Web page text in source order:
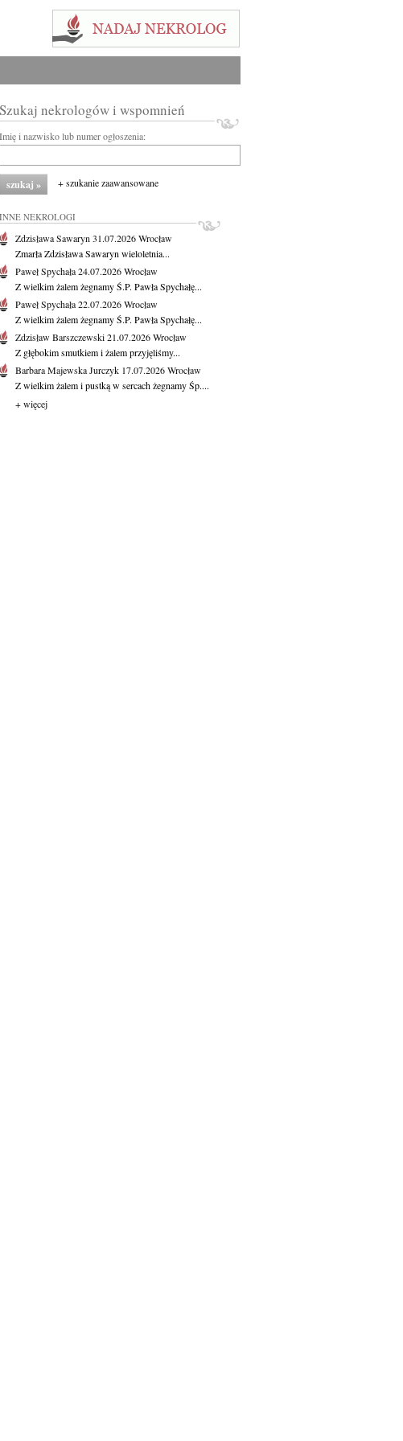
Szukaj nekrologów i wspomnień
Imię i nazwisko lub numer ogłoszenia:
+ szukanie zaawansowane
INNE NEKROLOGI
Zdzisława Sawaryn 31.07.2026Wrocław
Zmarła Zdzisława Sawaryn wieloletnia...
Paweł Spychała24.07.2026Wrocław
Z wielkim żalem żegnamy Ś.P. Pawła Spychałę...
Paweł Spychała22.07.2026Wrocław
Z wielkim żalem żegnamy Ś.P. Pawła Spychałę...
Zdzisław Barszczewski21.07.2026Wrocław
Z głębokim smutkiem i żalem przyjęliśmy...
Barbara Majewska Jurczyk 17.07.2026Wrocław
Z wielkim żalem i pustką w sercach żegnamy Śp....
+ więcej